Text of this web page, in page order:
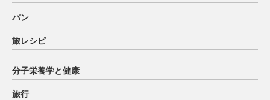
パン
旅レシピ
分子栄養学と健康
旅行